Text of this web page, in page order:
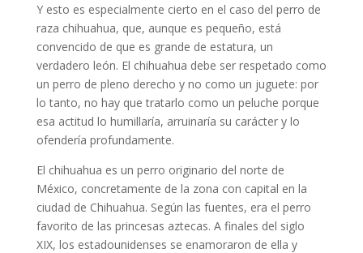
Y esto es especialmente cierto en el caso del perro de
raza chihuahua, que, aunque es pequeño, está
convencido de que es grande de estatura, un
verdadero león. El chihuahua debe ser respetado como
un perro de pleno derecho y no como un juguete: por
lo tanto, no hay que tratarlo como un peluche porque
esa actitud lo humillaría, arruinaría su carácter y lo
ofendería profundamente.
El chihuahua es un perro originario del norte de
México, concretamente de la zona con capital en la
ciudad de Chihuahua. Según las fuentes, era el perro
favorito de las princesas aztecas. A finales del siglo
XIX, los estadounidenses se enamoraron de ella y